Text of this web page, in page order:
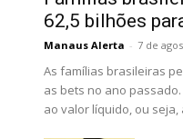
62,5 bilhões
Manaus Alerta - 7 de
As famílias brasileiras
as bets no ano
ao valor líquido, ou